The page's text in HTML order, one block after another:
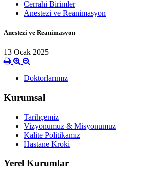
Cerrahi Birimler
Anestezi ve Reanimasyon
Anestezi ve Reanimasyon
13 Ocak 2025
Doktorlarımız
Kurumsal
Tarihçemiz
Vizyonumuz & Misyonumuz
Kalite Politikamız
Hastane Kroki
Yerel Kurumlar